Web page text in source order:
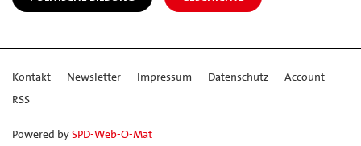
Kontakt Newsletter Impressum Datenschutz
Account
RSS
Powered bySPD-Web-O-Mat